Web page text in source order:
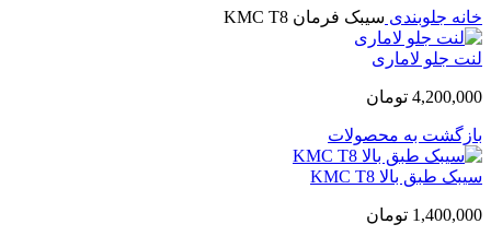
خانه جلوبندی سیبک فرمان KMC T8
لنت جلو لاماری
4,200,000 تومان
بازگشت به محصولات
سیبک طبق بالا KMC T8
1,400,000 تومان